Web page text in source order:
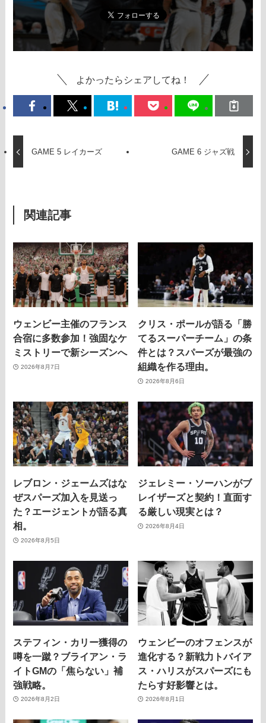
よかったらシェアしてね！
GAME 5 レイカーズ GAME 6 ジャズ戦
関連記事
ウェンビー主催のフランス
合宿に多数参加！強固なケ
ミストリーで新シーズンへ
2026年8月7日
クリス・ポールが語る「勝
てるスーパーチーム」の条
件とは？スパーズが最強の
組織を作る理由。
2026年8月6日
レブロン・ジェームズはな
ぜスパーズ加入を見送っ
た？エージェントが語る真
相。
2026年8月5日
ジェレミー・ソーハンがブ
レイザーズと契約！直面す
る厳しい現実とは？
2026年8月4日
ステフィン・カリー獲得の
噂を一蹴？ブライアン・ラ
イトGMの「焦らない」補
強戦略。
2026年8月2日
ウェンビーのオフェンスが
進化する？新戦力トバイア
ス・ハリスがスパーズにも
たらす好影響とは。
2026年8月1日